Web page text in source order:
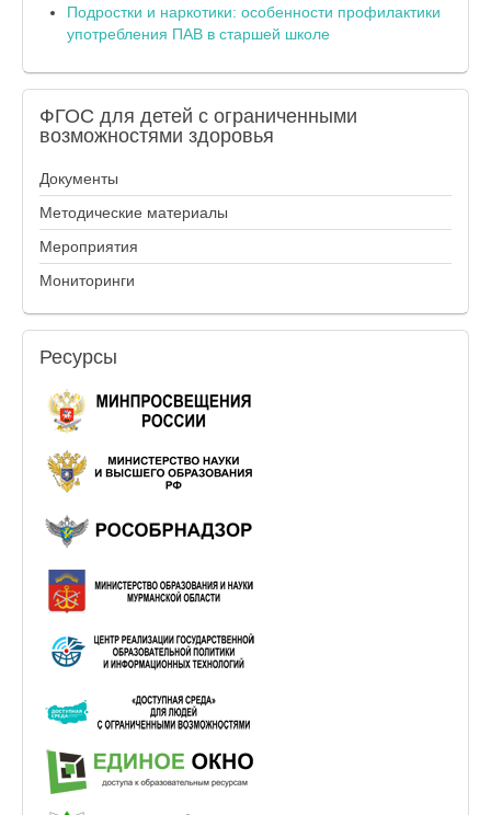
Подростки и наркотики: особенности профилактики
употребления ПАВ в старшей школе
ФГОС для детей с ограниченными
возможностями здоровья
Документы
Методические материалы
Мероприятия
Мониторинги
Ресурсы